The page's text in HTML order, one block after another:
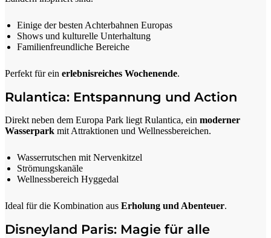
Einige der besten Achterbahnen Europas
Shows und kulturelle Unterhaltung
Familienfreundliche Bereiche
Perfekt für ein erlebnisreiches Wochenende.
Rulantica: Entspannung und Action
Direkt neben dem Europa Park liegt Rulantica, ein moderner
Wasserpark mit Attraktionen und Wellnessbereichen.
Wasserrutschen mit Nervenkitzel
Strömungskanäle
Wellnessbereich Hyggedal
Ideal für die Kombination aus Erholung und Abenteuer.
Disneyland Paris: Magie für alle